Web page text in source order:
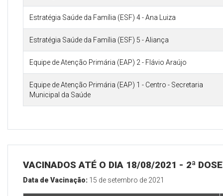
Estratégia Saúde da Família (ESF) 4 - Ana Luiza
Estratégia Saúde da Família (ESF) 5 - Aliança
Equipe de Atenção Primária (EAP) 2 - Flávio Araújo
Equipe de Atenção Primária (EAP) 1 - Centro - Secretaria
Municipal da Saúde
VACINADOS ATÉ O DIA 18/08/2021 - 2ª
Data de Vacinação: 15 de setembro de 2021